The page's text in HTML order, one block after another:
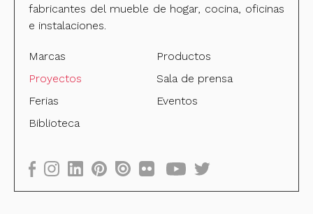
fabricantes del mueble de hogar, cocina, oficinas
e instalaciones.
Marcas
Productos
Proyectos
Sala de prensa
Ferias
Eventos
Biblioteca